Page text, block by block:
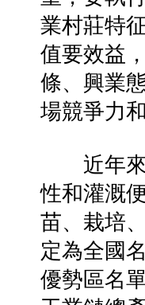
業村莊特
值要效益
條、興業
場競爭力
近年來
性和灌溉
苗、栽培
定為全國
優勢區名